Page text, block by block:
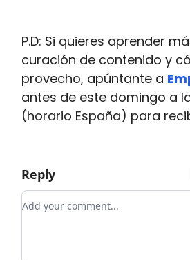
P.D: Si quieres aprender
curación de contenido y
provecho, apúntante a
antes de este domingo a
(horario España) para
Reply
Add your comment